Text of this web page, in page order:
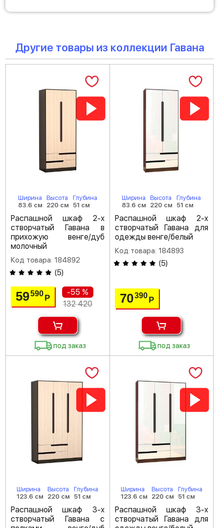
Другие товары из коллекции Гавана
Ширина
83.6 см
Высота
220 см
Глубина
51 см
Распашной шкаф 2-х
створчатый Гавана в
прихожую венге/дуб
молочный
Код товара: 184892
(5)
59590Р
-55 %
132 420
под заказ
Ширина
83.6 см
Высота
220 см
Глубина
51 см
Распашной шкаф 2-х
створчатый Гавана для
одежды венге/белый
Код товара: 184893
(5)
70390 Р
под заказ
Ширина
123.6 см
Высота
220 см
Глубина
51 см
Распашной шкаф 3-х
створчатый Гавана с
Ширина
123.6 см
Высота
220 см
Глубина
51 см
Распашной шкаф 3-х
створчатый Гавана для